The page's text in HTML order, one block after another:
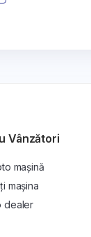
Vânzători
mașină
mașina
dealer